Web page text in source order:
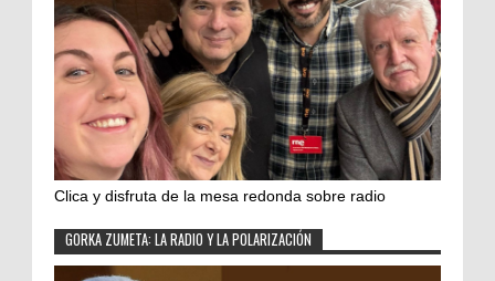
Clica y disfruta de la mesa redonda sobre radio
GORKA ZUMETA: LA RADIO Y LA POLARIZACIÓN